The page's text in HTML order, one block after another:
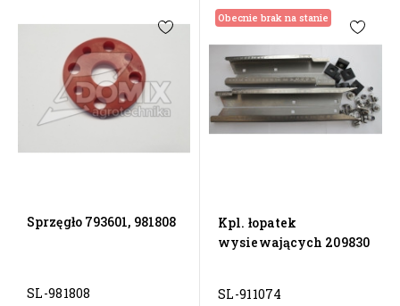
Sprzęgło 793601, 981808
SL-981808
Obecnie brak na stanie
Kpl. łopatek
wysiewających 209830
SL-911074